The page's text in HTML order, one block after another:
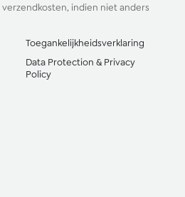
verzendkosten, indien niet anders
Toegankelijkheidsverklaring
Data Protection & Privacy
Policy